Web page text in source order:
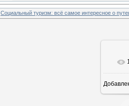
Социальный туризм: всё самое интересное о